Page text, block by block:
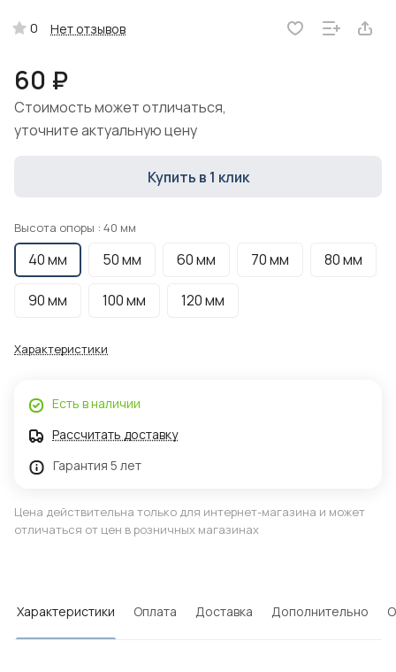
0 Нет отзывов
60 ₽
Стоимость может отличаться,
уточните актуальную цену
Купить в 1 клик
Высота опоры : 40 мм
40 мм 50 мм 60 мм 70 мм 80 мм
90 мм 100 мм 120 мм
Характеристики
Есть в наличии
Рассчитать доставку
Гарантия 5 лет
Цена действительна только для интернет-магазина и может
отличаться от цен в розничных магазинах
Характеристики Оплата Доставка Дополнительно